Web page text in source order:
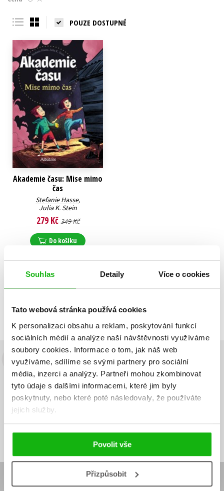
Souhlas Detaily Více o cookies
Tato webová stránka používá cookies
K personalizaci obsahu a reklam, poskytování funkcí
sociálních médií a analýze naší návštěvnosti využíváme
soubory cookies. Informace o tom, jak náš web
využíváme, sdílíme se svými partnery pro sociální
média, inzerci a analýzy. Partneři mohou zkombinovat
tyto údaje s dalšími informacemi, které jim byly
poskytnuty, nebo které poté následovaly, že používáte
jejich služby.
Povolit vše
Přizpůsobit
Young adult (SK)
POUZE DOSTUPNÉ
Akademie času: Mise mimo
čas
Stefanie Hasse,
Julia K. Stein
279 Kč 349 Kč
Do košíku
Předchozí 1 Další
Budete to vědět jako první!
Zajímá Vás, jaký knižní hit právě vychází, na jaké zboží je výhodná
sleva, jaká běží soutěž o ceny? Přihlášením k odběru našich e-
mailových novinek
souhlasíte se zpracováním osobních údajů
Vaše e-
Vaše e-
Přihlásit se
E-SHOP